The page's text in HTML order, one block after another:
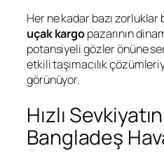
Her ne kadar bazı zorluklar
uçak kargopazarının
potansiyeli gözler önüne
etkili taşımacılık
görünüyor.
Hızlı
Bangladeş